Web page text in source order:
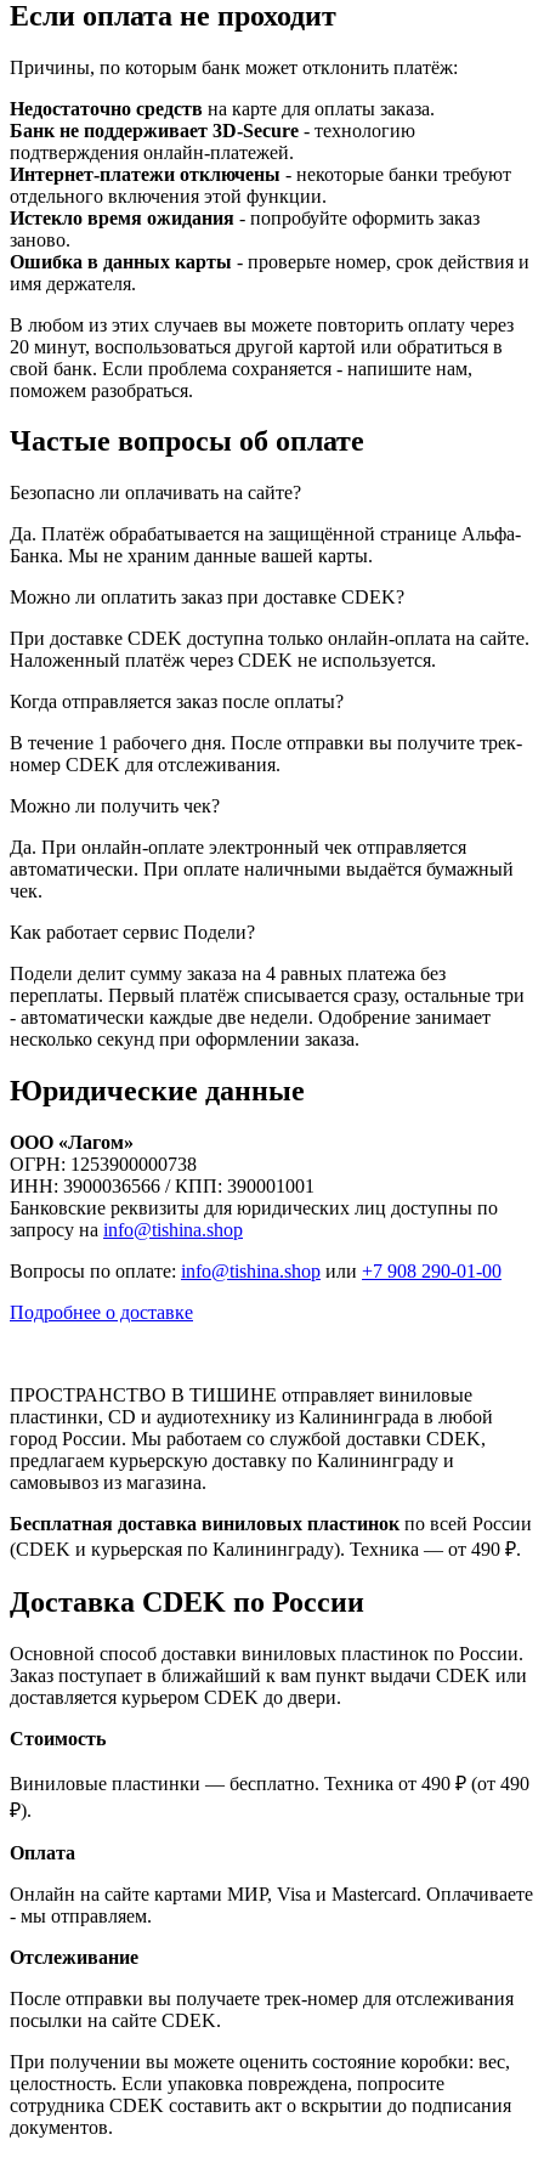
Если оплата не проходит
Причины, по которым банк может отклонить платёж:
Недостаточно средств на карте для оплаты заказа.
Банк не поддерживает 3D-Secure - технологию
подтверждения онлайн-платежей.
Интернет-платежи отключены - некоторые банки требуют
отдельного включения этой функции.
Истекло время ожидания - попробуйте оформить заказ
заново.
Ошибка в данных карты - проверьте номер, срок действия и
имя держателя.
В любом из этих случаев вы можете повторить оплату через
20 минут, воспользоваться другой картой или обратиться в
свой банк. Если проблема сохраняется - напишите нам,
поможем разобраться.
Частые вопросы об оплате
Безопасно ли оплачивать на сайте?
Да. Платёж обрабатывается на защищённой странице Альфа-
Банка. Мы не храним данные вашей карты.
Можно ли оплатить заказ при доставке CDEK?
При доставке CDEK доступна только онлайн-оплата на сайте.
Наложенный платёж через CDEK не используется.
Когда отправляется заказ после оплаты?
В течение 1 рабочего дня. После отправки вы получите трек-
номер CDEK для отслеживания.
Можно ли получить чек?
Да. При онлайн-оплате электронный чек отправляется
автоматически. При оплате наличными выдаётся бумажный
чек.
Как работает сервис Подели?
Подели делит сумму заказа на 4 равных платежа без
переплаты. Первый платёж списывается сразу, остальные три
- автоматически каждые две недели. Одобрение занимает
несколько секунд при оформлении заказа.
Юридические данные
ООО «Лагом»
ОГРН: 1253900000738
ИНН: 3900036566 / КПП: 390001001
Банковские реквизиты для юридических лиц доступны по
запросу на info@tishina.shop
Вопросы по оплате: info@tishina.shop или +7 908 290-01-00
Подробнее о доставке
ПРОСТРАНСТВО В ТИШИНЕ отправляет виниловые
пластинки, CD и аудиотехнику из Калининграда в любой
город России. Мы работаем со службой доставки CDEK,
предлагаем курьерскую доставку по Калининграду и
самовывоз из магазина.
Бесплатная доставка виниловых пластинок по всей России
(CDEK и курьерская по Калининграду). Техника — от 490 ₽.
Доставка CDEK по России
Основной способ доставки виниловых пластинок по России.
Заказ поступает в ближайший к вам пункт выдачи CDEK или
доставляется курьером CDEK до двери.
Стоимость
Виниловые пластинки — бесплатно. Техника от 490 ₽ (от 490
₽).
Оплата
Онлайн на сайте картами МИР, Visa и Mastercard. Оплачиваете
- мы отправляем.
Отслеживание
После отправки вы получаете трек-номер для отслеживания
посылки на сайте CDEK.
При получении вы можете оценить состояние коробки: вес,
целостность. Если упаковка повреждена, попросите
сотрудника CDEK составить акт о вскрытии до подписания
документов.